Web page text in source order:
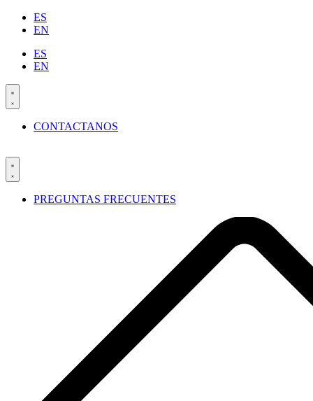
ES
EN
ES
EN
CONTACTANOS
PREGUNTAS FRECUENTES